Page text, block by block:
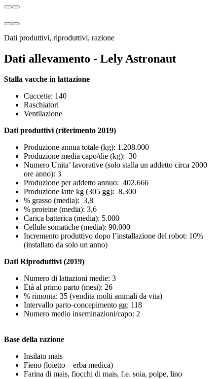
Dati produttivi, riproduttivi, razione
Dati allevamento - Lely Astronaut
Stalla vacche in lattazione
Cuccette: 140
Raschiatori
Ventilazione
Dati produttivi (riferimento 2019)
Produzione annua totale (kg): 1.208.000
Produzione media capo/die (kg): 30
Numero Unita’ lavorative (solo stalla un addetto circa 2000
ore anno): 3
Produzione per addetto annuo: 402.666
Produzione latte kg (305 gg): 8.300
% grasso (media): 3,8
% proteine (media): 3,6
Carica batterica (media): 5.000
Cellule somatiche (media): 90.000
Incremento produttivo dopo l’installazione del robot: 10%
(installato da solo un anno)
Dati Riproduttivi (2019)
Numero di lattazioni medie: 3
Età al primo parto (mesi): 26
% rimonta: 35 (vendita molti animali da vita)
Intervallo parto-concepimento gg: 118
Numero medio inseminazioni/capo: 2
Base della razione
Insilato mais
Fieno (loietto – erba medica)
Farina di mais, fiocchi di mais, f.e. soia, polpe, lino